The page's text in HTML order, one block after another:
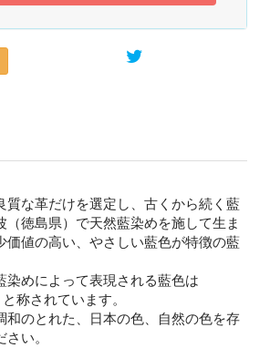
質な革だけを選定し、古くから続く藍
（徳島県）で天然藍染めを施して生ま
価値の高い、やさしい藍色が特徴の藍
染めによって表現される藍色は
と称されています。
和のとれた、日本の色、自然の色を存
い。